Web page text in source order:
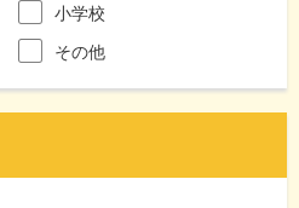
小学校
その他